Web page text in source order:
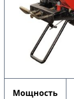
Мощность